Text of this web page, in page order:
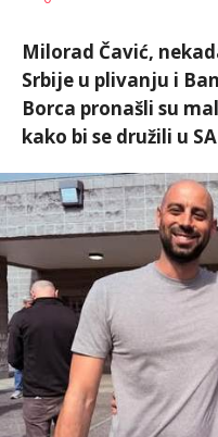
Milorad Čavić,
Srbije u plivanju i
Borca pronašli su
kako bi se družili u